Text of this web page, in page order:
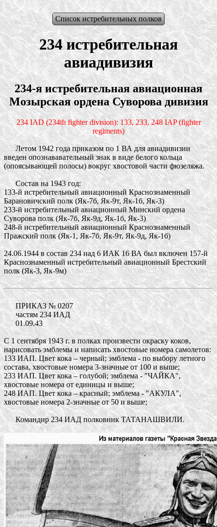
Список истребительных полков
234 истребительная
авиадивизия
234-я истребительная авиационная
Мозырская ордена Суворова дивизия
234 IAD (234th fighter division): 133, 233, 248 IAP (fighter
regiments)
Летом 1942 года приказом по 1 ВА для авиадивизии
введен опознававательный знак в виде белого кольца
(опоясывающей полосы) вокруг хвостовой части фюзеляжа.
Состав на 1943 год:
133-й истребительный авиационный Краснознаменный
Барановичский полк (Як-7б, Як-9т, Як-1б, Як-3)
233-й истребительный авиационный Минский ордена
Суворова полк (Як-7б, Як-9д, Як-1б, Як-3)
248-й истребительный авиационный Краснознаменный
Пражский полк (Як-1, Як-7б, Як-9т, Як-9д, Як-1б)
24.06.1944 в состав 234 иад 6 ИАК 16 ВА был включен 157-й
Краснознаменный истребительный авиационный Брестский
полк (Як-3, Як-9м)
ПРИКАЗ № 0207
частям 234 ИАД
01.09.43
С 1 сентября 1943 г. в полках произвести окраску коков,
нарисовать эмблемы и написать хвостовые номера самолетов:
133 ИАП. Цвет кока – черный; эмблема - по выбору летного
состава, хвостовые номера 3-значные от 100 и выше;
233 ИАП. Цвет кока – голубой; эмблема - "ЧАЙКА",
хвостовые номера от единицы и выше;
248 ИАП. Цвет кока – красный; эмблема - "АКУЛА",
хвостовые номера 2-значные от 50 и выше;
Командир 234 ИАД полковник ТАТАНАШВИЛИ.